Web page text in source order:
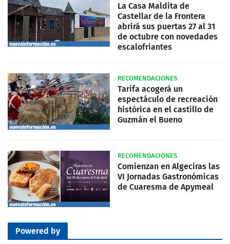
La Casa Maldita de
Castellar de la Frontera
abrirá sus puertas 27 al 31
de octubre con novedades
escalofriantes
RECOMENDACIONES
Tarifa acogerá un
espectáculo de recreación
histórica en el castillo de
Guzmán el Bueno
RECOMENDACIONES
Comienzan en Algeciras las
VI Jornadas Gastronómicas
de Cuaresma de Apymeal
Powered by